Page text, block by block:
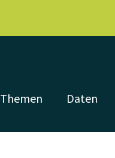
Themen Daten